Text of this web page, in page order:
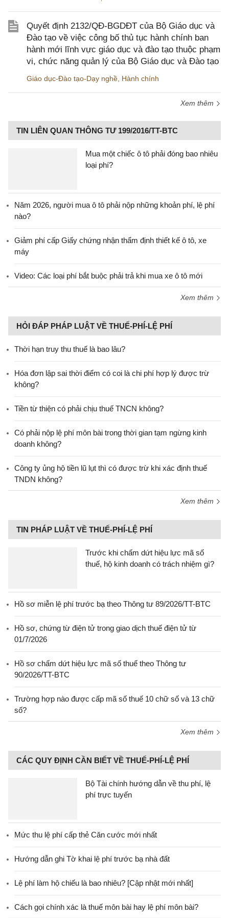
Quyết định 2132/QĐ-BGDĐT của Bộ Giáo dục và
Đào tạo về việc công bố thủ tục hành chính ban
hành mới lĩnh vực giáo dục và đào tạo thuộc phạm
vi, chức năng quản lý của Bộ Giáo dục và Đào tạo
Giáo dục-Đào tạo-Dạy nghề Hành chính
Xem thêm
TIN LIÊN QUAN THÔNG TƯ 199/2016/TT-BTC
Mua một chiếc ô tô phải đóng bao nhiêu
loại phí?
Năm 2026, người mua ô tô phải nộp những khoản phí, lệ phí
nào?
Giảm phí cấp Giấy chứng nhận thẩm định thiết kế ô tô, xe
máy
Video: Các loại phí bắt buộc phải trả khi mua xe ô tô mới
Xem thêm
HỎI ĐÁP PHÁP LUẬT VỀ THUẾ-PHÍ-LỆ PHÍ
Thời hạn truy thu thuế là bao lâu?
Hóa đơn lập sai thời điểm có coi là chi phí hợp lý được trừ
không?
Tiền từ thiện có phải chịu thuế TNCN không?
Có phải nộp lệ phí môn bài trong thời gian tạm ngừng kinh
doanh không?
Công ty ủng hộ tiền lũ lụt thì có được trừ khi xác định thuế
TNDN không?
Xem thêm
TIN PHÁP LUẬT VỀ THUẾ-PHÍ-LỆ PHÍ
Trước khi chấm dứt hiệu lực mã số
thuế, hộ kinh doanh có trách nhiệm gì?
Hồ sơ miễn lệ phí trước bạ theo Thông tư 89/2026/TT-BTC
Hồ sơ, chứng từ điện tử trong giao dịch thuế điện tử từ
01/7/2026
Hồ sơ chấm dứt hiệu lực mã số thuế theo Thông tư
90/2026/TT-BTC
Trường hợp nào được cấp mã số thuế 10 chữ số và 13 chữ
số?
Xem thêm
CÁC QUY ĐỊNH CẦN BIẾT VỀ THUẾ-PHÍ-LỆ PHÍ
Bộ Tài chính hướng dẫn về thu phí, lệ
phí trực tuyến
Mức thu lệ phí cấp thẻ Căn cước mới nhất
Hướng dẫn ghi Tờ khai lệ phí trước bạ nhà đất
Lệ phí làm hộ chiếu là bao nhiêu? [Cập nhật mới nhất]
Cách gọi chính xác là thuế môn bài hay lệ phí môn bài?